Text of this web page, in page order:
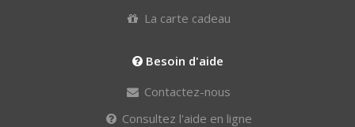
La carte cadeau
Besoin d'aide
Contactez-nous
Consultez l'aide en ligne